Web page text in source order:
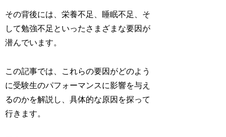
その背後には、栄養不足、睡眠不足、そ
して勉強不足といったさまざまな要因が
潜んでいます。
この記事では、これらの要因がどのよう
に受験生のパフォーマンスに影響を与え
るのかを解説し、具体的な原因を探って
行きます。